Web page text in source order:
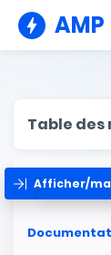
AMP
Table
Afficher/